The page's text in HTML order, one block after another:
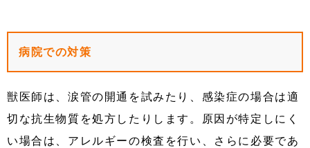
病院での対策
獣医師は、涙管の開通を試みたり、感染症の場合は適
切な抗生物質を処方したりします。原因が特定しにく
い場合は、アレルギーの検査を行い、さらに必要であ